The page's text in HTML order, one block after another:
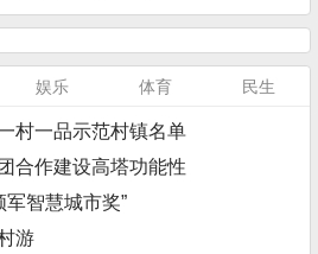
娱乐 体育 民生
村一品示范村镇名单
合作建设高塔功能性
智慧城市奖”
游